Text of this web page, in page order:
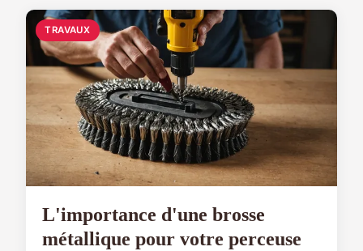
TRAVAUX
L'importance d'une brosse
métallique pour votre perceuse